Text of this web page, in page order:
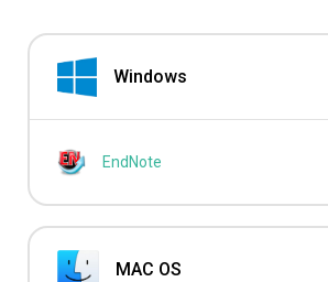
Windows
EndNote
MAC OS